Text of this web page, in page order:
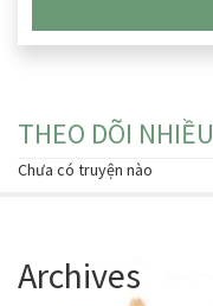
THEO DÕI NHIỀU
Chưa có truyện nào
Archives